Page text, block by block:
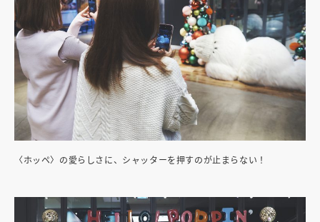
〈ホッペ〉の愛らしさに、シャッターを押すのが止まらない！